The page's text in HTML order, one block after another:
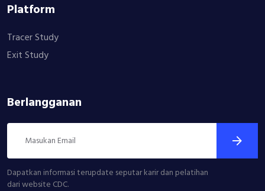
Platform
Tracer Study
Exit Study
Berlangganan
Dapatkan informasi terupdate seputar karir dan pelatihan
dari website CDC.